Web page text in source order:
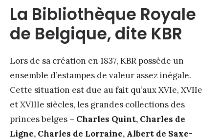
La Bibliothèque Royale
de Belgique, dite KBR
Lors de sa création en 1837, KBR possède un
ensemble d’estampes de valeur assez inégale.
Cette situation est due au fait qu’aux XVIe, XVIIe
et XVIIIe siècles, les grandes collections des
princes belges – Charles Quint, Charles de
Ligne, Charles de Lorraine, Albert de Saxe-